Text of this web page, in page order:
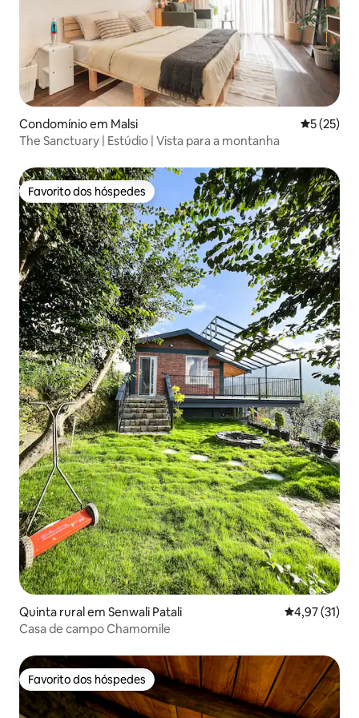
Condomínio em Malsi
5 (25)
The Sanctuary | Estúdio | Vista para a montanha
Favorito dos hóspedes
Favorito dos hóspedes
Quinta rural em Senwali Patali Classificação
4,97 (31)
Casa de campo Chamomile
Favorito dos hóspedes
Favorito dos hóspedes